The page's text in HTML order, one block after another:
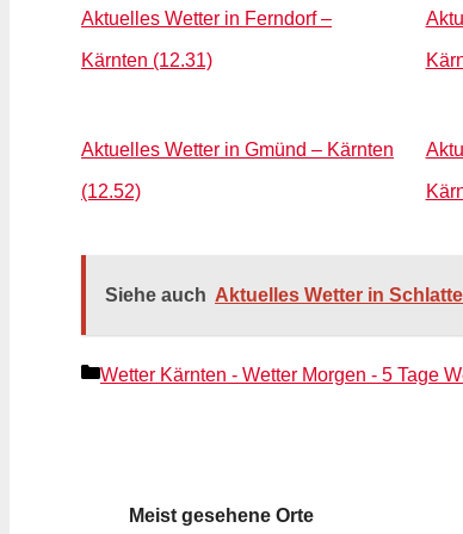
Aktuelles Wetter in Ferndorf –
Kärnten (12.31)
Aktuelles Wetter in Gmünd – Kärnten
(12.52)
Siehe auch Aktuelles Wetter in
Kategorien
Wetter Kärnten - Wetter Morgen - 5 Tage
Meist gesehene Orte